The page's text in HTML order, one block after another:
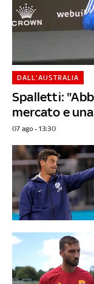
Spalletti:
mercato e
DALL'AUSTRALIA
07 ago - 13:30